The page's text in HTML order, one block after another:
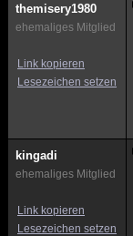
themisery1980
ehemaliges Mitglied
Link kopieren
Lesezeichen setzen
kingadi
ehemaliges Mitglied
Link kopieren
Lesezeichen setzen